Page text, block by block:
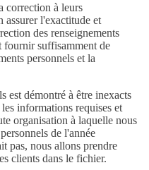
correction à leurs
assurer l'exactitude et
des renseignements
fournir suffisamment de
personnels et la
est démontré à être inexacts
informations requises et
organisation à laquelle nous
de l'année
pas, nous allons prendre
clients dans le fichier.